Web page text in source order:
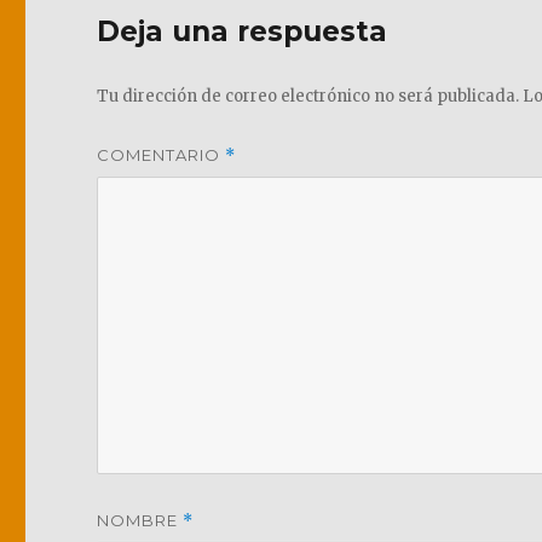
Deja una respuesta
Tu dirección de correo electrónico no será publicada.
COMENTARIO *
NOMBRE *